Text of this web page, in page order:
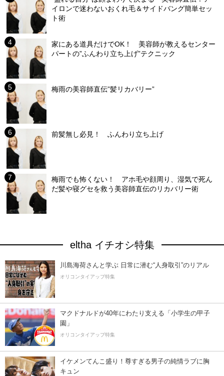
イロンで迷わないおくれ毛＆サイドバング簡単セッ
ト術
家にある道具だけでOK！ 美容師が教えるセンター
パートの”ふんわり立ち上げ”テクニック
梅雨の美容師直伝”髪リカバリー”
前髪無し必見！ ふんわり立ち上げ
梅雨でも怖くない！ アホ毛や顔周り、湿気で死ん
だ髪や寝グセを救う美容師直伝のリカバリー術
eltha イチオシ特集
川島海荷さんと学ぶ 日常に潜む“人身取引”のリアル
オリコンタイアップ特集
マクドナルドが40年にわたり支える「小学生の甲子
園」
オリコンタイアップ特集
イケメンてんこ盛り！尊すぎる男子の純情ラブに胸
キュン